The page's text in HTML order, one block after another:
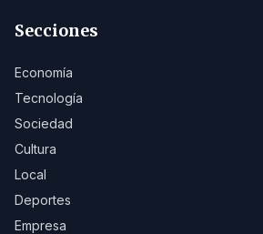
Secciones
Economía
Tecnología
Sociedad
Cultura
Local
Deportes
Empresa